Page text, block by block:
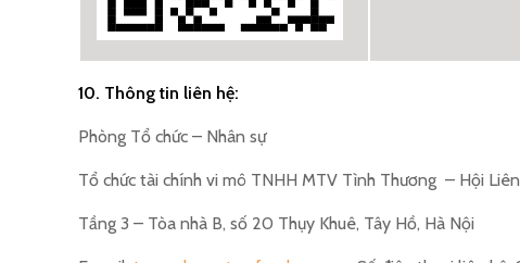
10. Thông tin liên hệ:
Phòng Tổ chức – Nhân sự
Tổ chức tài chính vi mô TNHH MTV Tình Thương – Hội
Tầng 3 – Tòa nhà B, số 20 Thụy Khuê, Tây Hồ, Hà Nội